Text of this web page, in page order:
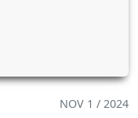
NOV 1 / 2024